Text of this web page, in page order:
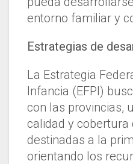
entorno familiar y
Estrategias de
La Estrategia
Infancia (EFPI)
con las provincias,
calidad y cobertura
destinadas a la
orientando los